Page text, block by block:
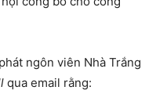
ngôn viên Nhà Trắng
qua email rằng: